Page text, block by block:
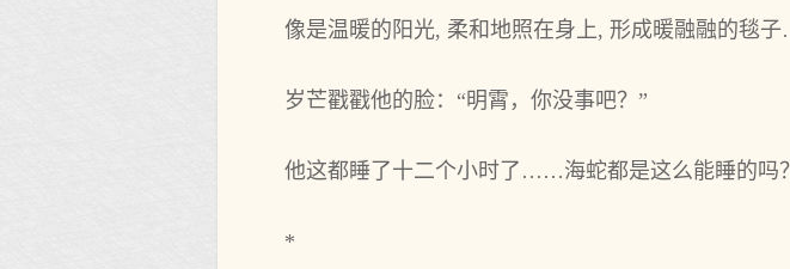
像是温暖的阳光, 柔和地照在身上, 形成暖融融的毯
岁芒戳戳他的脸：“明霄，你没事吧？”
他这都睡了十二个小时了……海蛇都是这么能睡的吗？
*